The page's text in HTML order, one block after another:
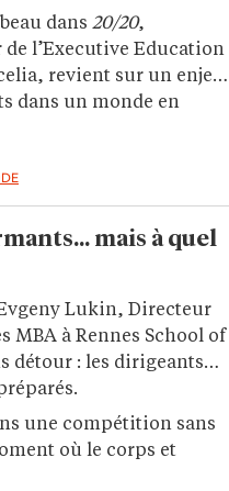
dans 20/20,
l’Executive Education
revient sur un enjeu
dans un monde en
mais à quel
Lukin, Directeur
MBA à Rennes School of
détour : les dirigeants
une compétition sans
où le corps et